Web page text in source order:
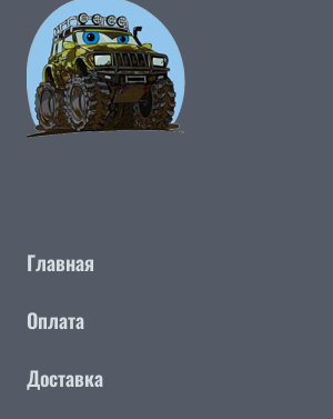
Главная
Оплата
Доставка